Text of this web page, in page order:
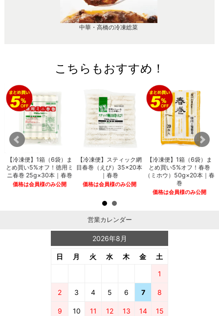
中華・高橋の冷凍総菜
こちらもおすすめ！
【冷凍便】1箱（6袋）ま
とめ買い5%オフ！徳用ミ
ニ春巻 25g×30本｜春巻
価格は会員様のみ公開
【冷凍便】スティック網
目春巻（えび）35×20本
｜春巻
価格は会員様のみ公開
【冷凍便】1箱（6袋）ま
とめ買い5%オフ！春巻
（ミホウ）50g×20本｜春
巻
価格は会員様のみ公開
営業カレンダー
2026年8月
日 月 火 水 木 金 土
1
2 3 4 5 6 7 8
9 10 11 12 13 14 15